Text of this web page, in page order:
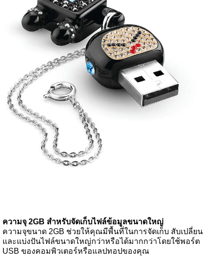
ความจุ 2GB สำหรับจัดเก็บไฟล์ข้อมูลขนาดใหญ่
ความจุขนาด 2GB ช่วยให้คุณมีพื้นที่ในการจัดเก็บ สับเปลี่ยน
และแบ่งปันไฟล์ขนาดใหญ่กว่าหรือได้มากกว่าโดยใช้พอร์ต
USB ของคอมพิวเตอร์หรือแลปทอปของคุณ